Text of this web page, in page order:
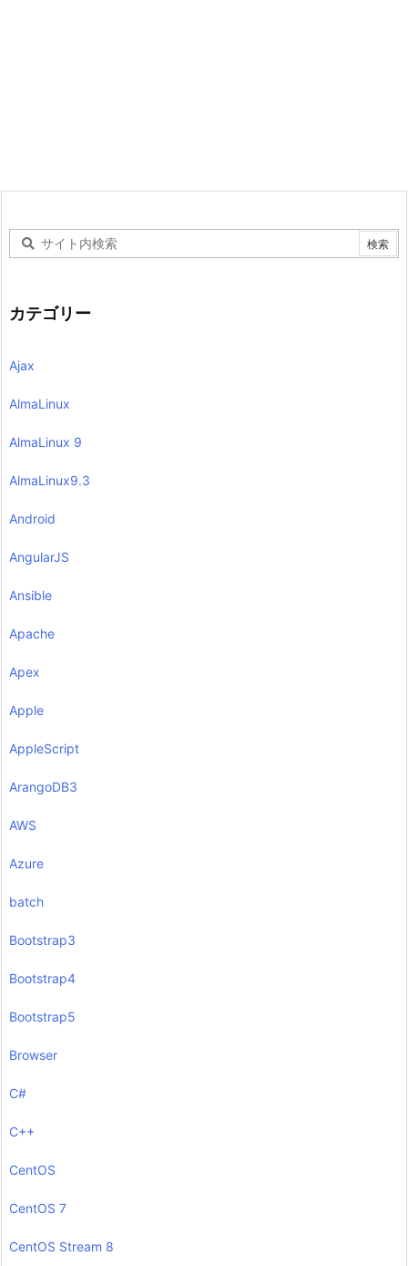
カテゴリー
Ajax
AlmaLinux
AlmaLinux 9
AlmaLinux9.3
Android
AngularJS
Ansible
Apache
Apex
Apple
AppleScript
ArangoDB3
AWS
Azure
batch
Bootstrap3
Bootstrap4
Bootstrap5
Browser
C#
C++
CentOS
CentOS 7
CentOS Stream 8